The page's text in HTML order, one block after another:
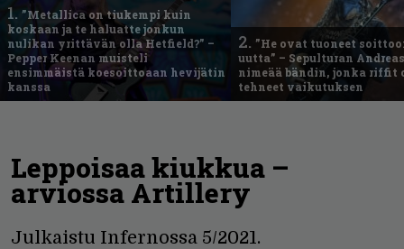
1. ”Metallica on tiukempi kuin
koskaan ja te haluatte jonkun
nulikan yrittävän olla Hetfield?” –
Pepper Keenan muisteli
ensimmäistä koesoittoaan hevijätin
kanssa
2. ”He ovat tuoneet
uutta” – Sepulturan
nimeää bändin, jonka riffit
tehneet vaikutuksen
Leppoisaa kiukkua –
arviossa Artillery
Julkaistu Infernossa 5/2021.